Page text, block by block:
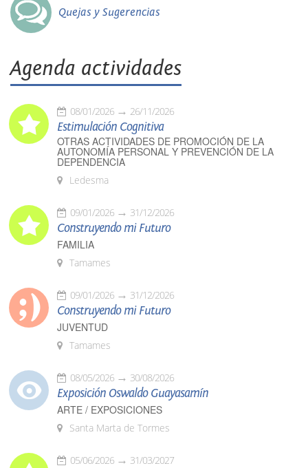
Quejas y Sugerencias
Agenda actividades
08/01/2026 26/11/2026
Estimulación Cognitiva
OTRAS ACTIVIDADES DE PROMOCIÓN DE LA
AUTONOMÍA PERSONAL Y PREVENCIÓN DE LA
DEPENDENCIA
Ledesma
09/01/2026 31/12/2026
Construyendo mi Futuro
FAMILIA
Tamames
09/01/2026 31/12/2026
Construyendo mi Futuro
JUVENTUD
Tamames
08/05/2026 30/08/2026
Exposición Oswaldo Guayasamín
ARTE / EXPOSICIONES
Santa Marta de Tormes
05/06/2026 31/03/2027